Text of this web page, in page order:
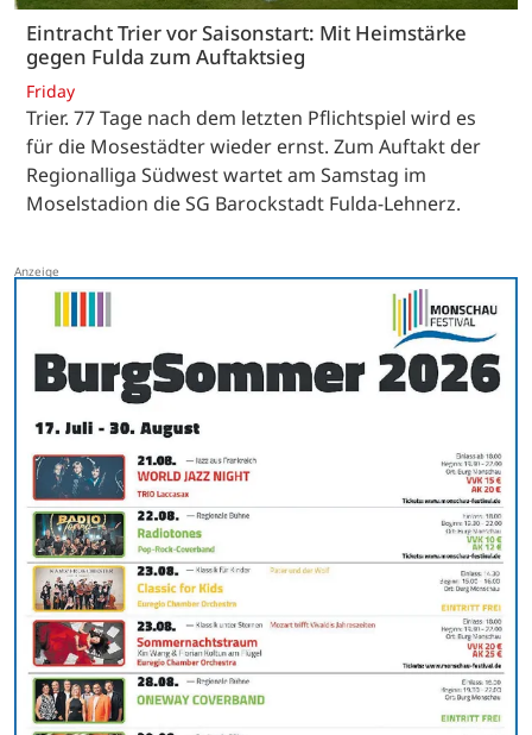
Eintracht Trier vor Saisonstart: Mit Heimstärke
gegen Fulda zum Auftaktsieg
Friday
Trier. 77 Tage nach dem letzten Pflichtspiel wird es
für die Mosestädter wieder ernst. Zum Auftakt der
Regionalliga Südwest wartet am Samstag im
Moselstadion die SG Barockstadt Fulda-Lehnerz.